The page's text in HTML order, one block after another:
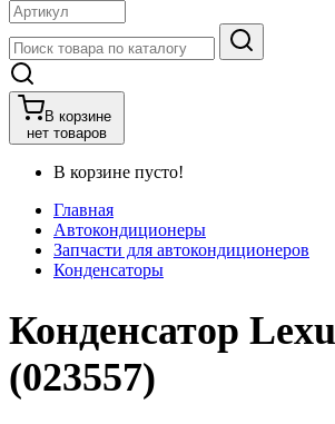
В корзине
нет товаров
В корзине пусто!
Главная
Автокондиционеры
Запчасти для автокондиционеров
Конденсаторы
Конденсатор
(023557)